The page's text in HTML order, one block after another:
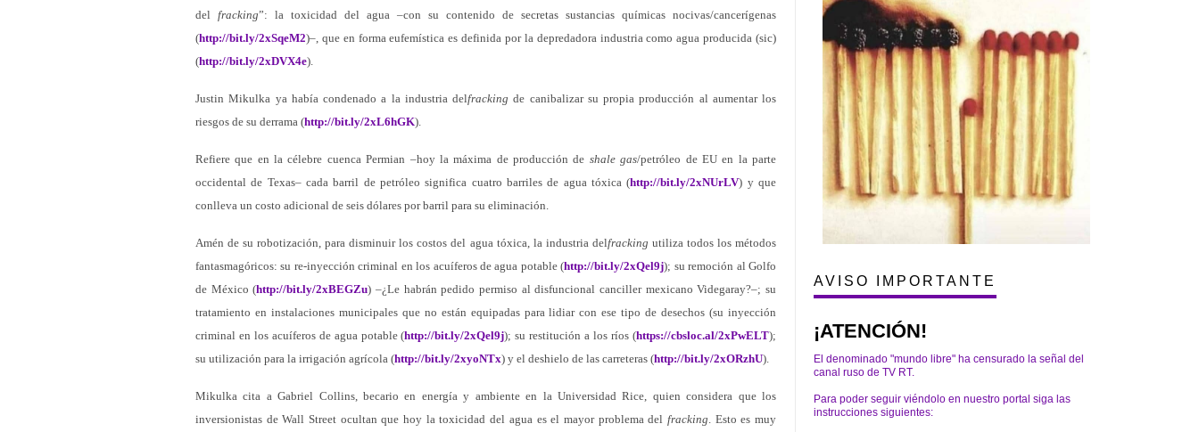
del fracking”: la toxicidad del agua –con su contenido de secretas sustancias químicas nocivas/cancerígenas
(http://bit.ly/2xSqeM2)–, que en forma eufemística es definida por la depredadora industria como agua producida (sic)
(http://bit.ly/2xDVX4e).
Justin Mikulka ya había condenado a la industria delfracking de canibalizar su propia producción al aumentar los
riesgos de su derrama (http://bit.ly/2xL6hGK).
Refiere que en la célebre cuenca Permian –hoy la máxima de producción de shale gas/petróleo de EU en la parte
occidental de Texas– cada barril de petróleo significa cuatro barriles de agua tóxica (http://bit.ly/2xNUrLV) y que
conlleva un costo adicional de seis dólares por barril para su eliminación.
Amén de su robotización, para disminuir los costos del agua tóxica, la industria delfracking utiliza todos los métodos
fantasmagóricos: su re-inyección criminal en los acuíferos de agua potable (http://bit.ly/2xQel9j); su remoción al Golfo
de México (http://bit.ly/2xBEGZu) –¿Le habrán pedido permiso al disfuncional canciller mexicano Videgaray?–; su
tratamiento en instalaciones municipales que no están equipadas para lidiar con ese tipo de desechos (su inyección
criminal en los acuíferos de agua potable (http://bit.ly/2xQel9j); su restitución a los ríos (https://cbsloc.al/2xPwELT);
su utilización para la irrigación agrícola (http://bit.ly/2xyoNTx) y el deshielo de las carreteras (http://bit.ly/2xORzhU).
Mikulka cita a Gabriel Collins, becario en energía y ambiente en la Universidad Rice, quien considera que los
inversionistas de Wall Street ocultan que hoy la toxicidad del agua es el mayor problema del fracking. Esto es muy
AVISO IMPORTANTE
¡ATENCIÓN!
El denominado "mundo libre" ha censurado la señal del
canal ruso de TV RT.
Para poder seguir viéndolo en nuestro portal siga las
instrucciones siguientes: